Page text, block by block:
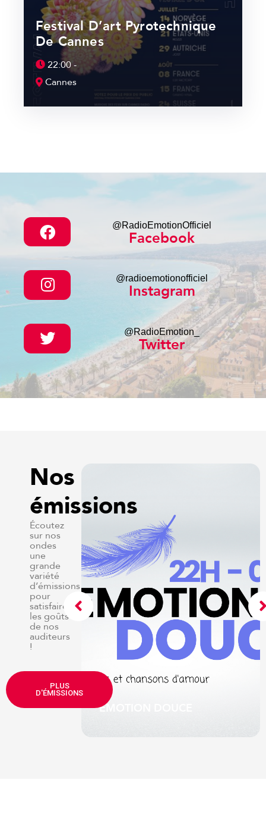
Festival D’art Pyrotechnique
De Cannes
22:00 -
Cannes
@RadioEmotionOfficiel
Facebook
@radioemotionofficiel
Instagram
@RadioEmotion_
Twitter
Serge
mi
EMOTION DOUCE
Nos
émissions
Écoutez
sur nos
ondes
une
grande
variété
d’émissions
pour
satisfaire
les goûts
de nos
auditeurs
!
PLUS
D'ÉMISSIONS